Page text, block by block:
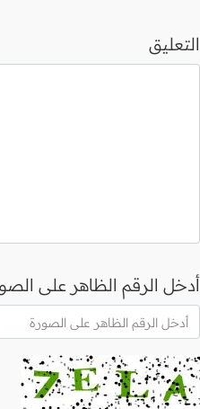
التعليق
أدخل الرقم الظاهر على